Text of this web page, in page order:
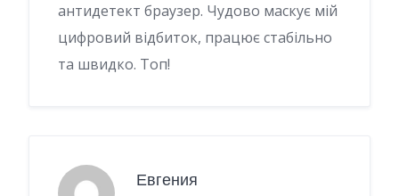
антидетект браузер. Чудово маскує мій
цифровий відбиток, працює стабільно
та швидко. Топ!
Евгения